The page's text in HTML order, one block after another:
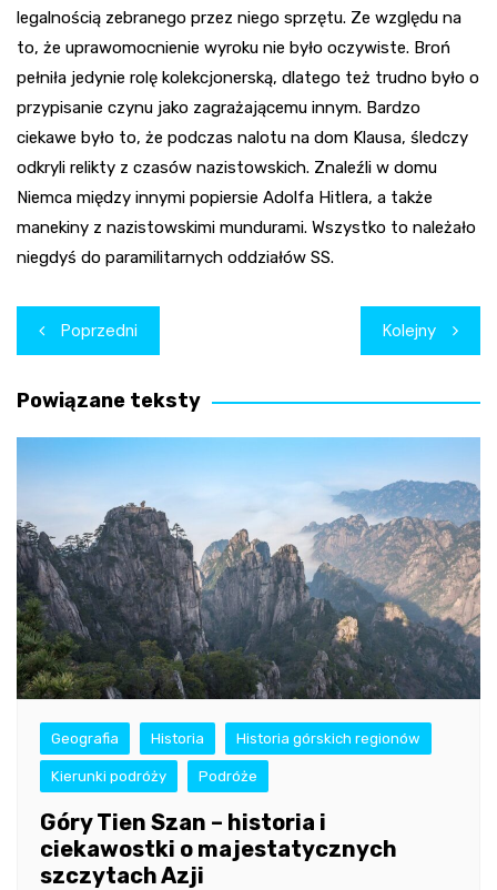
legalnością zebranego przez niego sprzętu. Ze względu na
to, że uprawomocnienie wyroku nie było oczywiste. Broń
pełniła jedynie rolę kolekcjonerską, dlatego też trudno było o
przypisanie czynu jako zagrażającemu innym. Bardzo
ciekawe było to, że podczas nalotu na dom Klausa, śledczy
odkryli relikty z czasów nazistowskich. Znaleźli w domu
Niemca między innymi popiersie Adolfa Hitlera, a także
manekiny z nazistowskimi mundurami. Wszystko to należało
niegdyś do paramilitarnych oddziałów SS.
Nawigacja
wpisu
Poprzedni Kolejny
Powiązane teksty
Geografia Historia Historia górskich regionów
Kierunki podróży Podróże
Góry Tien Szan – historia i
ciekawostki o majestatycznych
szczytach Azji